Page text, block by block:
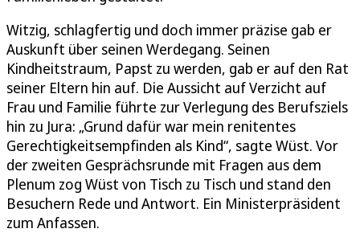
Witzig, schlagfertig und doch immer präzise gab er
Auskunft über seinen Werdegang. Seinen
Kindheitstraum, Papst zu werden, gab er auf den Rat
seiner Eltern hin auf. Die Aussicht auf Verzicht auf
Frau und Familie führte zur Verlegung des Berufsziels
hin zu Jura: „Grund dafür war mein renitentes
Gerechtigkeitsempfinden als Kind“, sagte Wüst. Vor
der zweiten Gesprächsrunde mit Fragen aus dem
Plenum zog Wüst von Tisch zu Tisch und stand den
Besuchern Rede und Antwort. Ein Ministerpräsident
zum Anfassen.